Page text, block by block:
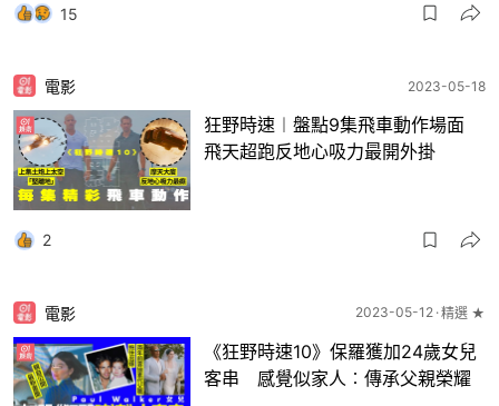
15
電影 2023-05-18
狂野時速︱盤點9集飛車動作場面
飛天超跑反地心吸力最開外掛
2
電影 2023-05-12 精選 ★
《狂野時速10》保羅獲加24歲女兒
客串 感覺似家人︰傳承父親榮耀